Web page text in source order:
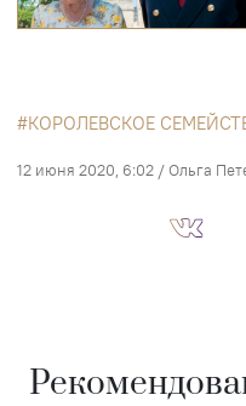
КОРОЛЕВСКОЕ
12 июня 2020, 6:02 / Ольга